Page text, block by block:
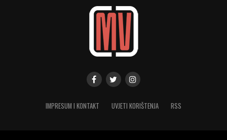
IMPRESUM I KONTAKT UVJETI KORIŠTENJA RSS